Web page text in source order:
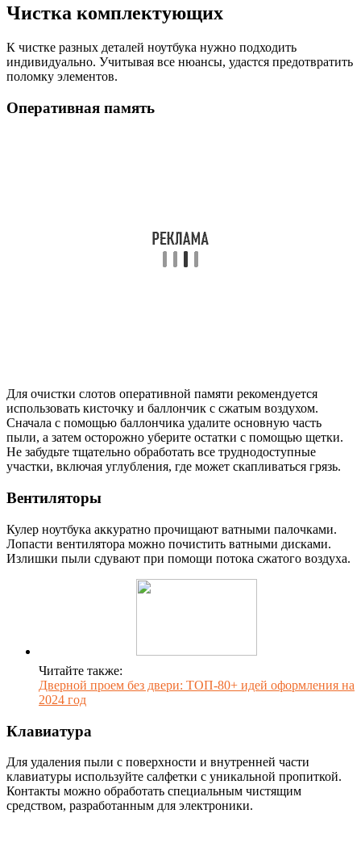
Чистка комплектующих
К чистке разных деталей ноутбука нужно подходить
индивидуально. Учитывая все нюансы, удастся предотвратить
поломку элементов.
Оперативная память
Для очистки слотов оперативной памяти рекомендуется
использовать кисточку и баллончик с сжатым воздухом.
Сначала с помощью баллончика удалите основную часть
пыли, а затем осторожно уберите остатки с помощью щетки.
Не забудьте тщательно обработать все труднодоступные
участки, включая углубления, где может скапливаться грязь.
Вентиляторы
Кулер ноутбука аккуратно прочищают ватными палочками.
Лопасти вентилятора можно почистить ватными дисками.
Излишки пыли сдувают при помощи потока сжатого воздуха.
Читайте также:
Дверной проем без двери: ТОП-80+ идей оформления на
2024 год
Клавиатура
Для удаления пыли с поверхности и внутренней части
клавиатуры используйте салфетки с уникальной пропиткой.
Контакты можно обработать специальным чистящим
средством, разработанным для электроники.